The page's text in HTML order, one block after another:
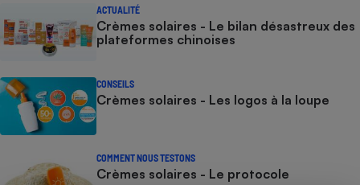
ACTUALITÉ
Crèmes solaires - Le bilan désastreux des
plateformes chinoises
CONSEILS
Crèmes solaires - Les logos à la loupe
COMMENT NOUS TESTONS
Crèmes solaires - Le protocole